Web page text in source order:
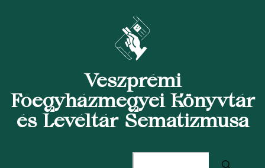
Veszprémi
Főegyházmegyei Könyvtár
és Levéltár Sematizmusa